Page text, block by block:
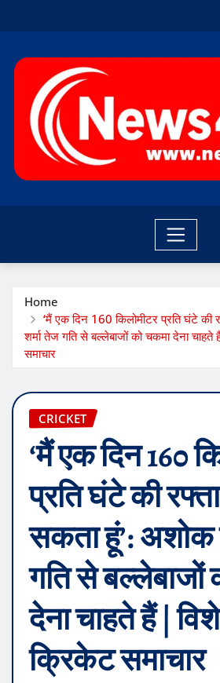
to
Home
‘मैं एक दिन 160 किलोमीटर प्रति घंटे की
शर्मा तेज गति से बल्लेबाजों को चकमा देना
समाचार
CRICKET
‘मैं एक दिन 160
प्रति घंटे की
सकता हूं’: अशोक
गति से बल्लेबाजों
देना चाहते हैं |
क्रिकेट समाचार